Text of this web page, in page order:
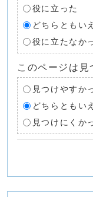
役に立った
どちらともい
役に立たなか
このページは見
見つけやすか
どちらともい
見つけにくか